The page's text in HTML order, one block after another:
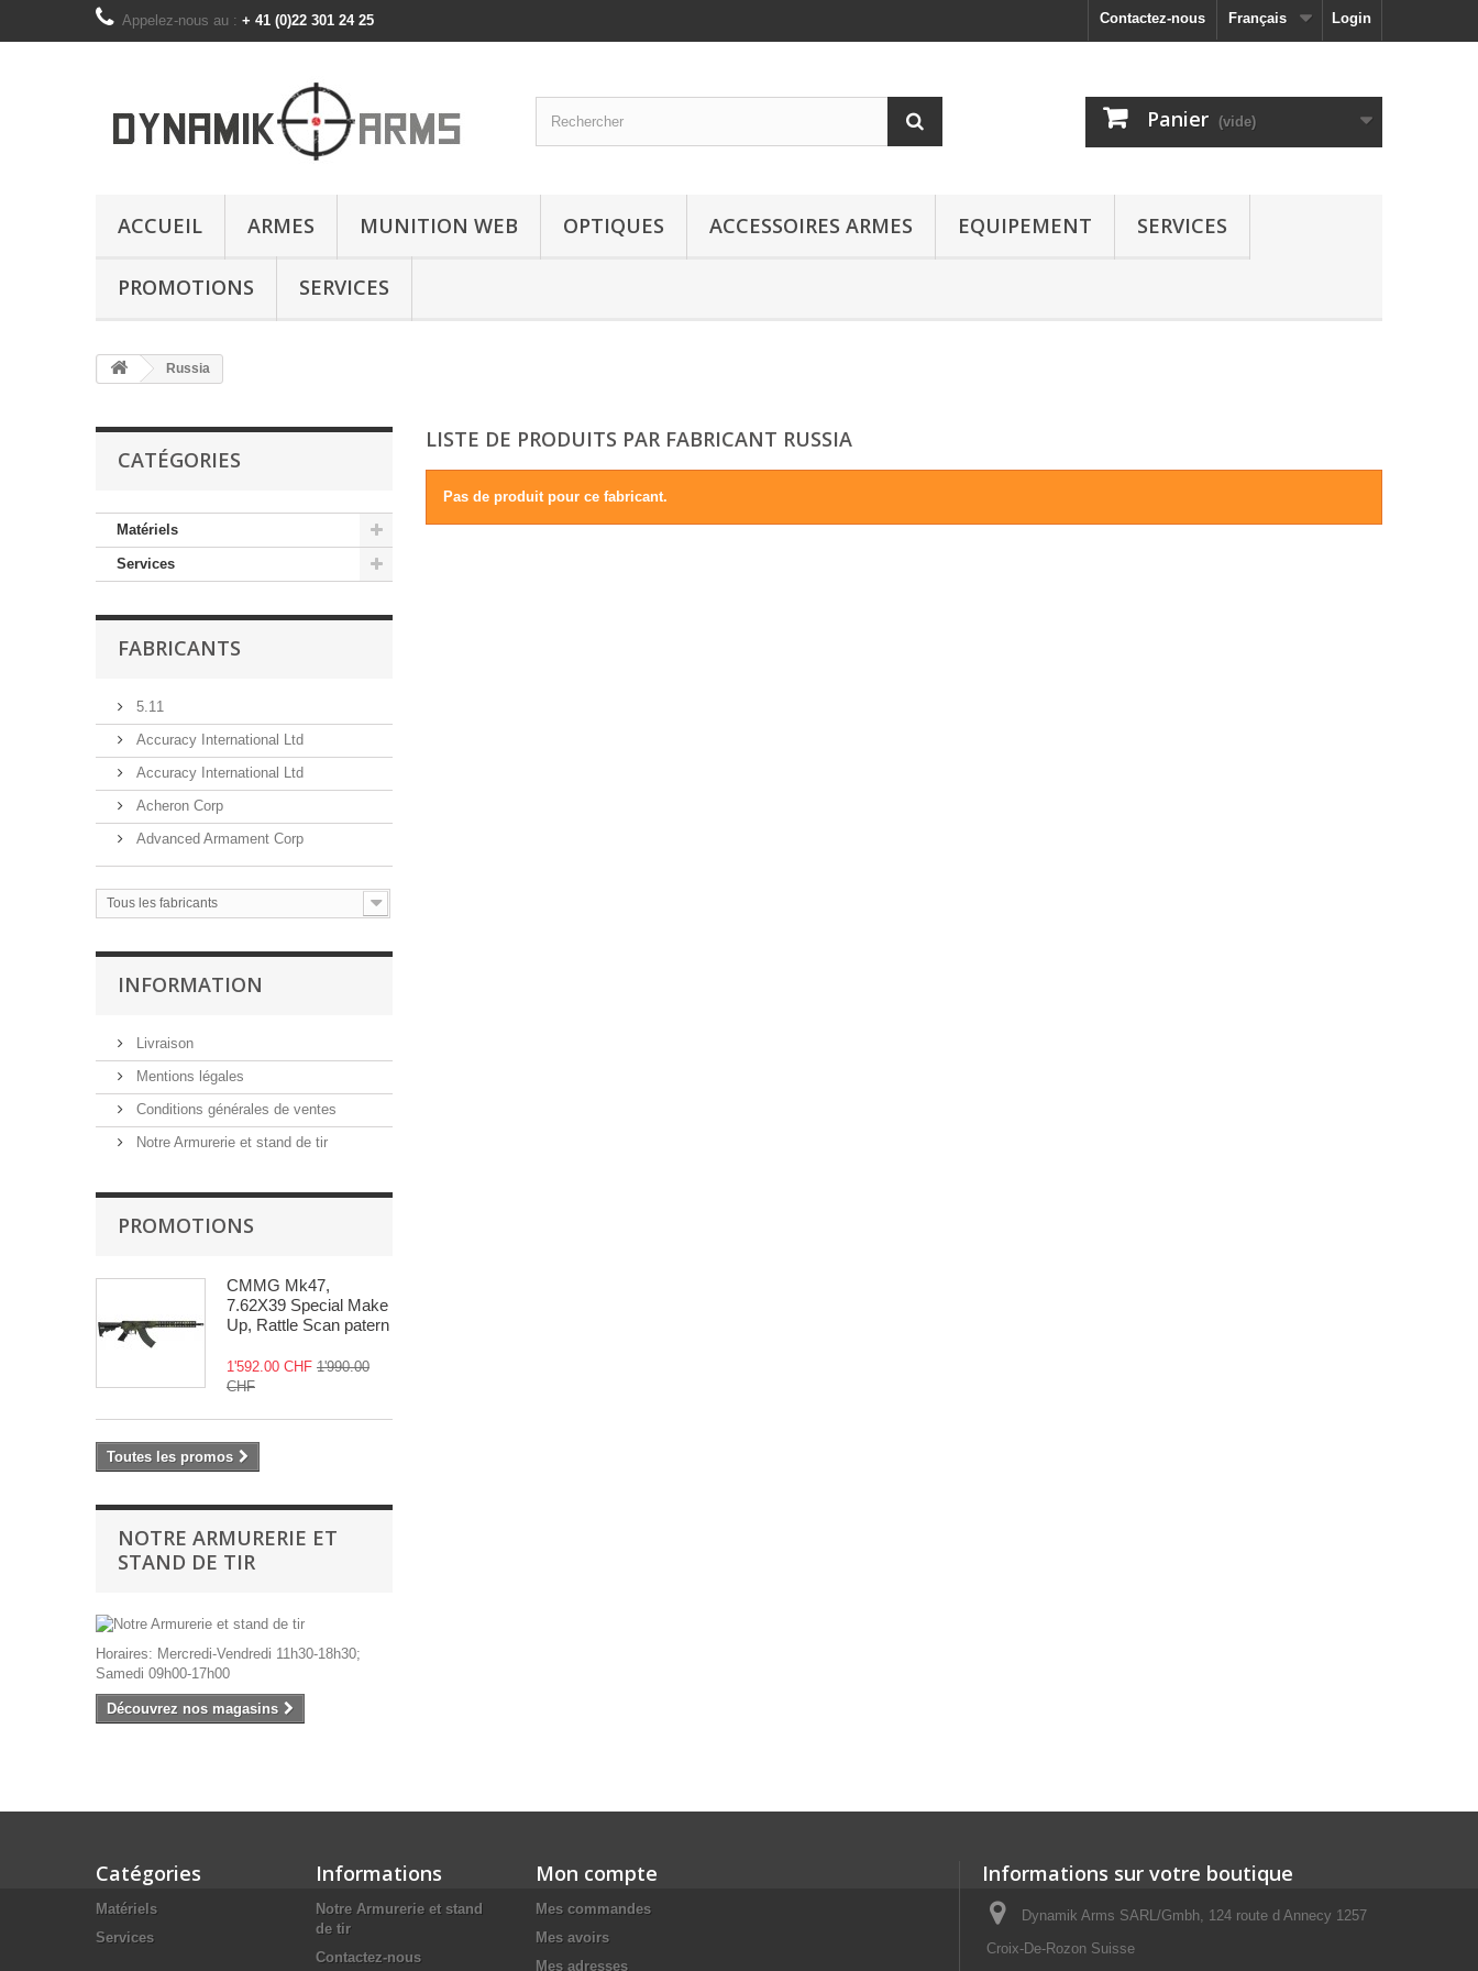
Login
Français
Contactez-nous
Appelez-nous au : + 41 (0)22 301 24 25
Panier (vide)
ACCUEIL ARMES MUNITION WEB OPTIQUES ACCESSOIRES ARMES EQUIPEMENT SERVICES
PROMOTIONS SERVICES
Russia
CATÉGORIES
Matériels
Services
FABRICANTS
5.11
Accuracy International Ltd
Accuracy International Ltd
Acheron Corp
Advanced Armament Corp
Tous les fabricants
INFORMATION
Livraison
Mentions légales
Conditions générales de ventes
Notre Armurerie et stand de tir
PROMOTIONS
CMMG Mk47,
7.62X39 Special Make
Up, Rattle Scan patern
1'592.00 CHF 1'990.00
CHF
Toutes les promos
NOTRE ARMURERIE ET
STAND DE TIR
Horaires: Mercredi-Vendredi 11h30-18h30;
Samedi 09h00-17h00
Découvrez nos magasins
LISTE DE PRODUITS PAR FABRICANT RUSSIA
Pas de produit pour ce fabricant.
Catégories
Matériels
Services
Informations
Notre Armurerie et stand
de tir
Contactez-nous
Mon compte
Mes commandes
Mes avoirs
Mes adresses
Informations sur votre boutique
Dynamik Arms SARL/Gmbh, 124 route d Annecy 1257
Croix-De-Rozon Suisse